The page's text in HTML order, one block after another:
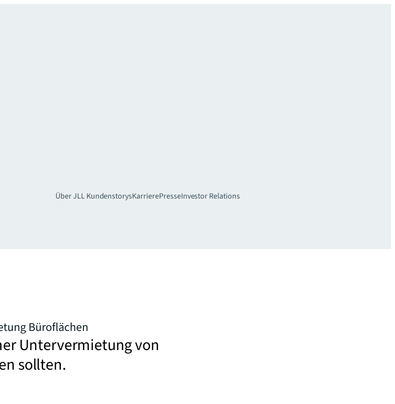
Über JLLKundenstorysKarrierePresseInvestor Relations
Büroflächen
Untervermietung von
sollten.